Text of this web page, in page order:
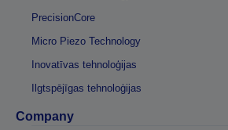
PrecisionCore
Micro Piezo Technology
Inovatīvas tehnoloģijas
Ilgtspējīgas tehnoloģijas
Company